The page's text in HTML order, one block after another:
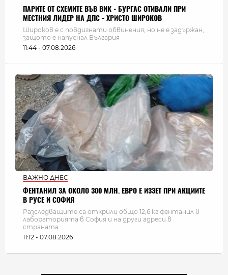
ПАРИТЕ ОТ СХЕМИТЕ ВЪВ ВИК - БУРГАС ОТИВАЛИ ПРИ
МЕСТНИЯ ЛИДЕР НА ДПС - ХРИСТО ШИРОКОВ
Широков е с повдигнати обвинения, но не е задържан,
защото е напуснал България
11:44 - 07.08.2026
ВАЖНО ДНЕС
ФЕНТАНИЛ ЗА ОКОЛО 300 МЛН. ЕВРО Е ИЗЗЕТ ПРИ АКЦИИТЕ
В РУСЕ И СОФИЯ
Разследващите са открили общо 12,6 кг фентанил в
лабораторията в София и на други адреси в
страната
11:12 - 07.08.2026